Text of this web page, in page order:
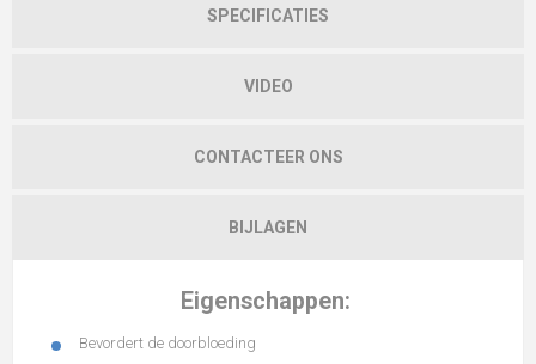
SPECIFICATIES
VIDEO
CONTACTEER ONS
BIJLAGEN
Eigenschappen:
Bevordert de doorbloeding